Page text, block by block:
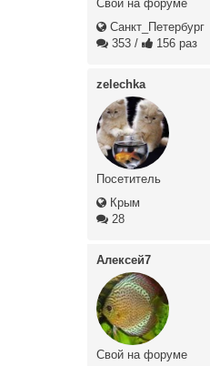
Свой на форуме
Санкт_Петербург
353 / 156 раз
zelechka
Посетитель
Крым
28
Алексей7
Свой на форуме